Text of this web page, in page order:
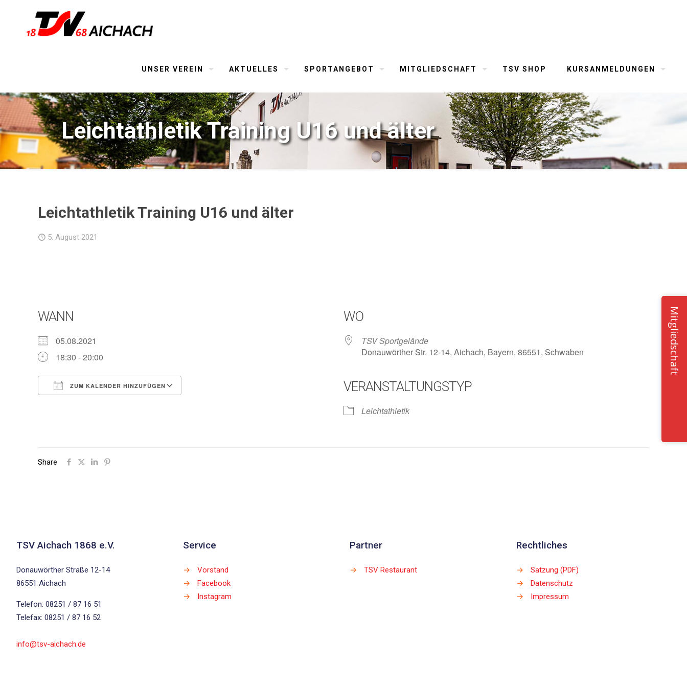
UNSER VEREIN AKTUELLES SPORTANGEBOT MITGLIEDSCHAFT TSV SHOP KURSANMELDUNGEN
Leichtathletik Training U16 und älter
Leichtathletik Training U16 und älter
5. August 2021
WANN
05.08.2021
18:30 - 20:00
ZUM KALENDER HINZUFÜGEN
iCalendar
WO
TSV Sportgelände
Donauwörther Str. 12-14, Aichach, Bayern, 86551, Schwaben
VERANSTALTUNGSTYP
Leichtathletik
Share
TSV Aichach 1868 e.V.
Donauwörther Straße 12-14
86551 Aichach
Telefon: 08251 / 87 16 51
Telefax: 08251 / 87 16 52
info@tsv-aichach.de
Service
→
Vorstand
→
Facebook
→
Instagram
Partner
→ TSV Restaurant
Rechtliches
→
Satzung (PDF)
→
Datenschutz
→
Impressum
Mitgliedschaft